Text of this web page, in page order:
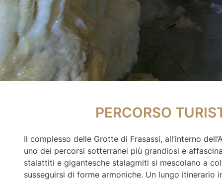
PERCORSO
Il complesso delle Grotte di Frasassi, all’interno
uno dei percorsi sotterranei più grandiosi e
stalattiti e gigantesche stalagmiti si mescolano a
susseguirsi di forme armoniche. Un lungo itinerario